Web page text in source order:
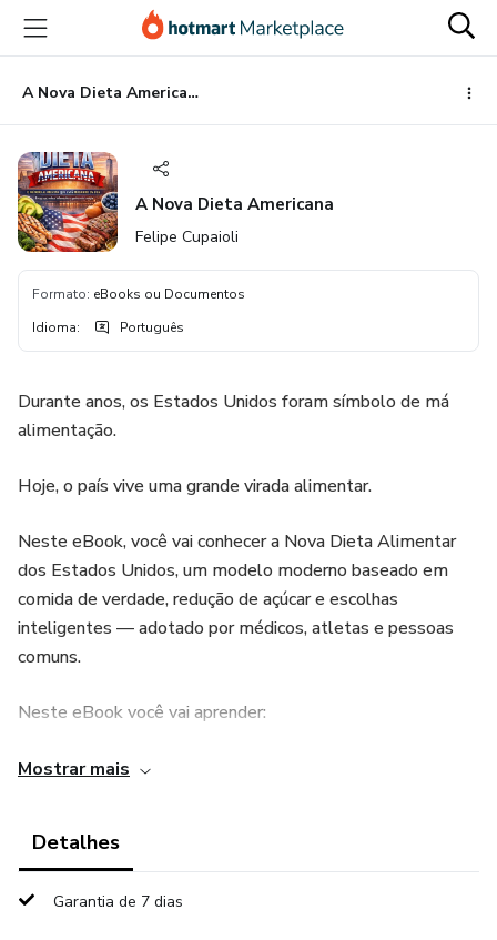
para
conteúdo
principal
para
pagamento
para
rodapé
A Nova Dieta Americana
A Nova Dieta Americana
Felipe Cupaioli
Formato: eBooks ou Documentos
Idioma: Português
Durante anos, os Estados Unidos foram símbolo de má
alimentação.
Hoje, o país vive uma grande virada alimentar.
Neste eBook, você vai conhecer a Nova Dieta Alimentar
dos Estados Unidos, um modelo moderno baseado em
comida de verdade, redução de açúcar e escolhas
inteligentes — adotado por médicos, atletas e pessoas
comuns.
Neste eBook você vai aprender:
✔ Por que as dietas tradicionais falharam
✔ Os 5 pilares do novo estilo alimentar americano
Mostrar mais
Detalhes
Garantia de 7 dias